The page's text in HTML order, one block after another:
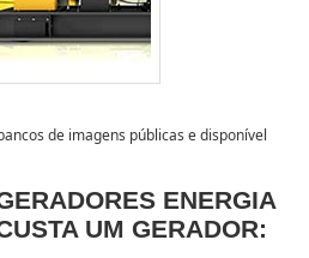
de imagens públicas e disponível
ENERGIA
UM GERADOR: